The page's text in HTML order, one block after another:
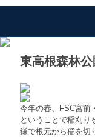
東高根森林
今年の春、FSC宮前
ということで稲刈り
鎌で根元から稲を